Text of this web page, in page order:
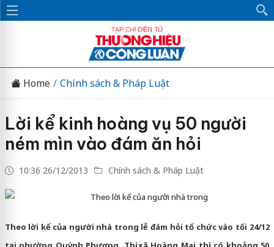
Home Chính sách & Pháp Luật
Lời kể kinh hoàng vụ 50 người
ném mìn vào đám ăn hỏi
10:36 26/12/2013 Chính sách & Pháp Luật
Theo lời kể của người nhà trong
Theo lời kể của người nhà trong lễ đám hỏi tổ chức vào tối 24/12